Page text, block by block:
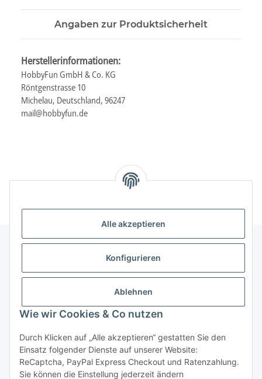
Alle akzeptieren
Konfigurieren
Ablehnen
Wie wir Cookies & Co nutzen
Durch Klicken auf „Alle akzeptieren“ gestatten Sie den
Einsatz folgender Dienste auf unserer Website:
ReCaptcha, PayPal Express Checkout und Ratenzahlung.
Sie können die Einstellung jederzeit ändern
Angaben zur Produktsicherheit
Herstellerinformationen:
HobbyFun GmbH & Co. KG
Röntgenstrasse 10
Michelau, Deutschland, 96247
mail@hobbyfun.de
Informationen
Gesetzliche Informationen
Vertrag widerrufen